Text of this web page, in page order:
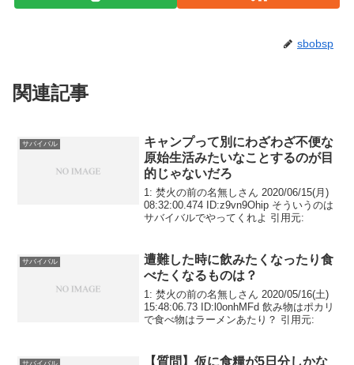
sbobsp
関連記事
サバイバル
キャンプって別にわざわざ不便な
原始生活みたいなことするのが目
的じゃないだろ
1: 焚火の前の名無しさん 2020/06/15(月)
08:32:00.474 ID:z9vn9Ohip そういうのは
サバイバルでやってくれよ 引用元:
サバイバル
遭難した時に飲みたくなったり食
べたくなるものは？
1: 焚火の前の名無しさん 2020/05/16(土)
15:48:06.73 ID:l0onhMFd 飲み物はポカリ
で食べ物はラーメンあたり？ 引用元:
【質問】仮に食糧が5日分しかな